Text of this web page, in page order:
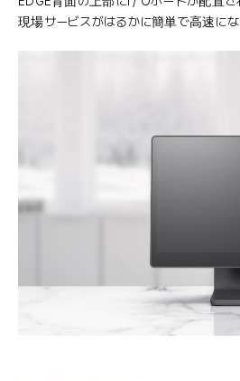
現場サービスがはるかに簡単で高速にな